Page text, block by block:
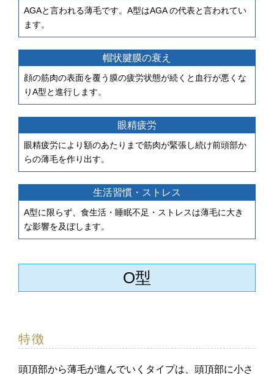
AGAと言われる薄毛です。A型はAGA の代表と言われてい
ます。
帽状腱膜の衰え
顔の筋肉の表面を覆う膜の疲労状態が続くと血行が悪くな
りA型と進行します。
眼精疲労
眼精疲労により額のあたりまで筋肉が緊張し続け前頭部か
らの薄毛を作り出す。
生活習慣・ストレス
A型に限らず、食生活・睡眠不足・ストレスは薄毛に大き
な影響を及ぼします。
O型
特徴
頭頂部から薄毛が進んでいくタイプは、頭頂部に小さ